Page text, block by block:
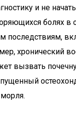
и не
болях в
последствиям,
хронический
вызвать